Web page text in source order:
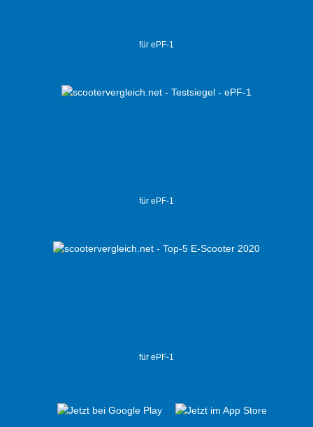
für ePF-1
für ePF-1
für ePF-1